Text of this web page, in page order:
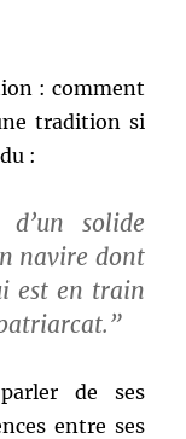
: comment
tradition si
:
d’un solide
navire dont
est en train
de ses
entre ses